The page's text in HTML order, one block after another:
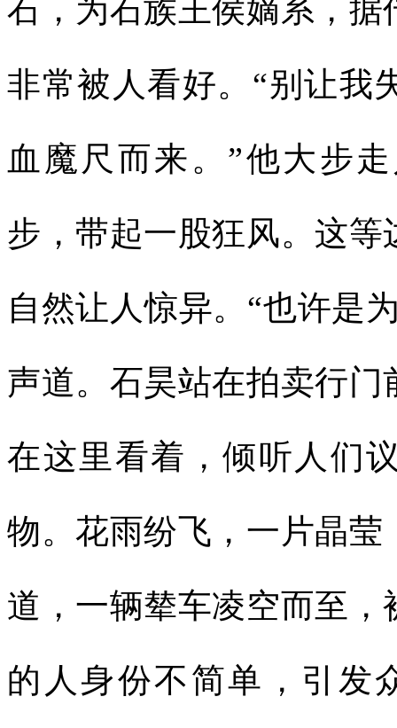
石，为石族王侯嫡系，
非常被人看好。“别让我
血魔尺而来。”他大步
步，带起一股狂风。这
自然让人惊异。“也许是
声道。石昊站在拍卖行
在这里看着，倾听人们
物。花雨纷飞，一片晶
道，一辆辇车凌空而至
的人身份不简单，引发